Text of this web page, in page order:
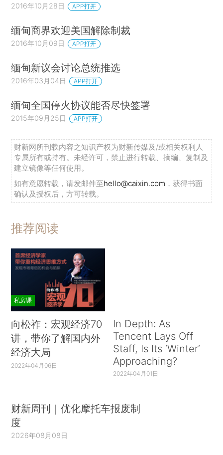
2016年10月28日 APP打开
缅甸商界欢迎美国解除制裁
2016年10月09日 APP打开
缅甸新议会讨论总统推选
2016年03月04日 APP打开
缅甸全国停火协议能否尽快签署
2015年09月25日 APP打开
财新网所刊载内容之知识产权为财新传媒及/或相关权利人
专属所有或持有。未经许可，禁止进行转载、摘编、复制及
建立镜像等任何使用。
如有意愿转载，请发邮件至hello@caixin.com ，获得书面
确认及授权后，方可转载。
推荐阅读
私房课
向松祚：宏观经济70
讲，带你了解国内外
经济大局
2022年04月06日
In Depth: As
Tencent Lays Off
Staff, Is Its ‘Winter’
Approaching?
2022年04月01日
财新周刊｜优化摩托车报废制
度
2026年08月08日